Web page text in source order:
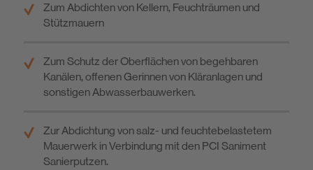
Zum Abdichten von Kellern, Feuchträumen und
Stützmauern
Zum Schutz der Oberflächen von begehbaren
Kanälen, offenen Gerinnen von Kläranlagen und
sonstigen Abwasserbauwerken.
Zur Abdichtung von salz- und feuchtebelastetem
Mauerwerk in Verbindung mit den PCI Saniment
Sanierputzen.